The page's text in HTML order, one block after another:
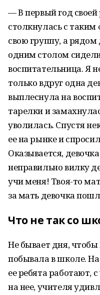
— В первый год
столкнулась с
свою группу, а рядом
одним столом
воспитательница. Я
только вдруг одна
выплеснула на
тарелки и
уволилась. Спустя
ее на рынке и
Оказывается,
неправильно вилку
учи меня! Твоя-то
за мать девочка
Что не так со
Не бывает дня,
побывала в школе.
ее ребята работают,
на нее, учителя